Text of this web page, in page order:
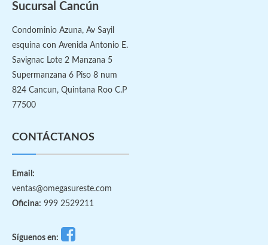
Sucursal Cancún
Condominio Azuna, Av Sayil
esquina con Avenida Antonio E.
Savignac Lote 2 Manzana 5
Supermanzana 6 Piso 8 num
824 Cancun, Quintana Roo C.P
77500
CONTÁCTANOS
Email:
ventas@omegasureste.com
Oficina: 999 2529211
Síguenos en: